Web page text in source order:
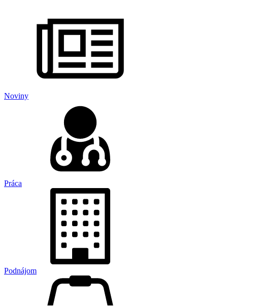
Noviny
Práca
Podnájom